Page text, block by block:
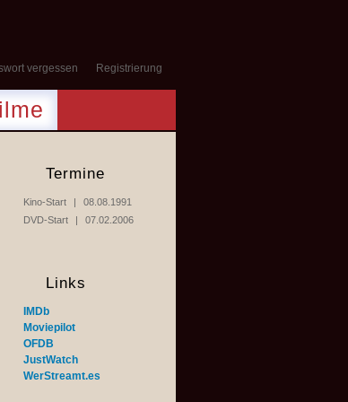
vergessen Registrierung
Termine
Kino-Start
08.08.1991
DVD-Start
07.02.2006
Links
IMDb
Moviepilot
OFDB
JustWatch
WerStreamt.es